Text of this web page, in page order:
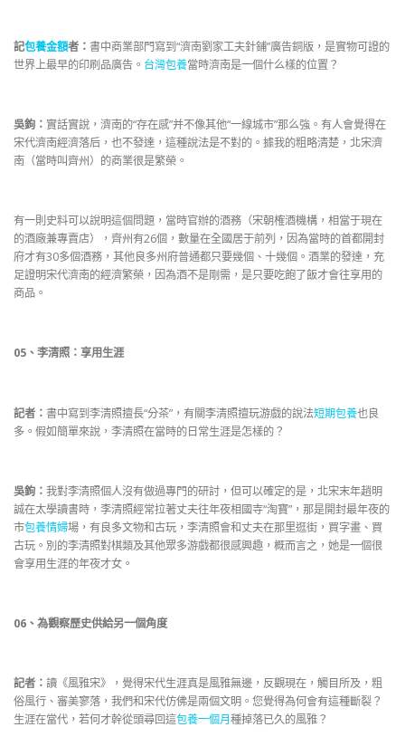
記包養金額者： 書中商業部門寫到“濟南劉家工夫針鋪”廣告銅版，是實物可證的
世界上最早的印刷品廣告。 台灣包養當時濟南是一個什么樣的位置？
吳鉤： 實話實說，濟南的“存在感”并不像其他“一線城市”那么強。有人會覺得在
宋代濟南經濟落后，也不發達，這種說法是不對的。據我的粗略清楚，北宋濟
南（當時叫齊州）的商業很是繁榮。
有一則史料可以說明這個問題，當時官辦的酒務（宋朝榷酒機構，相當于現在
的酒廠兼專賣店），齊州有26個，數量在全國居于前列，因為當時的首都開封
府才有30多個酒務，其他良多州府普通都只要幾個、十幾個。酒業的發達，充
足證明宋代濟南的經濟繁榮，因為酒不是剛需，是只要吃飽了飯才會往享用的
商品。
05 、 李清照：享用生涯
記者： 書中寫到李清照擅長“分茶”，有關李清照擅玩游戲的說法短期包養也良
多。假如簡單來說，李清照在當時的日常生涯是怎樣的？
吳鉤： 我對李清照個人沒有做過專門的研討，但可以確定的是，北宋末年趙明
誠在太學讀書時，李清照經常拉著丈夫往年夜相國寺“淘寶”，那是開封最年夜的
市包養情婦場，有良多文物和古玩，李清照會和丈夫在那里逛街，買字畫、買
古玩。別的李清照對棋類及其他眾多游戲都很感興趣，概而言之，她是一個很
會享用生涯的年夜才女。
06 、 為觀察歷史供給另一個角度
記者： 讀《風雅宋》，覺得宋代生涯真是風雅無邊，反觀現在，觸目所及，粗
俗風行、審美寥落，我們和宋代仿佛是兩個文明。您覺得為何會有這種斷裂？
生涯在當代，若何才幹從頭尋回這包養一個月種掉落已久的風雅？